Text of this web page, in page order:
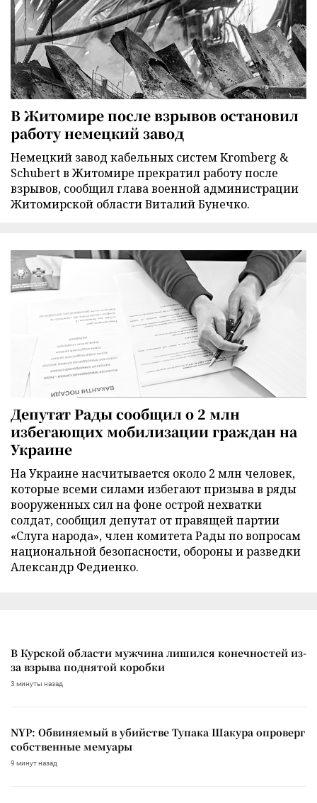
В Житомире после взрывов остановил
работу немецкий завод
Немецкий завод кабельных систем Kromberg &
Schubert в Житомире прекратил работу после
взрывов, сообщил глава военной администрации
Житомирской области Виталий Бунечко.
Депутат Рады сообщил о 2 млн
избегающих мобилизации граждан на
Украине
На Украине насчитывается около 2 млн человек,
которые всеми силами избегают призыва в ряды
вооруженных сил на фоне острой нехватки
солдат, сообщил депутат от правящей партии
«Слуга народа», член комитета Рады по вопросам
национальной безопасности, обороны и разведки
Александр Федиенко.
В Курской области мужчина лишился конечностей из-
за взрыва поднятой коробки
3 минуты назад
NYP: Обвиняемый в убийстве Тупака Шакура опроверг
собственные мемуары
9 минут назад